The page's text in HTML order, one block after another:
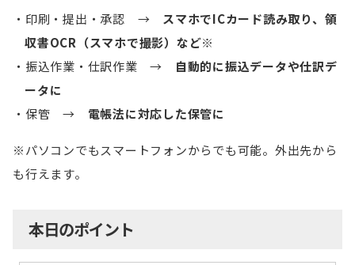
印刷・提出・承認 → スマホでICカード読み取り、領
収書OCR（スマホで撮影）など※
振込作業・仕訳作業 →
自動的に振込データや仕訳デ
ータに
保管 → 電帳法に対応した保管に
※パソコンでもスマートフォンからでも可能。外出先から
も行えます。
本日のポイント